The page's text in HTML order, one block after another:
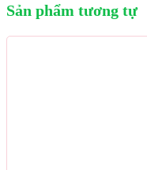
Sản phẩm tương tự